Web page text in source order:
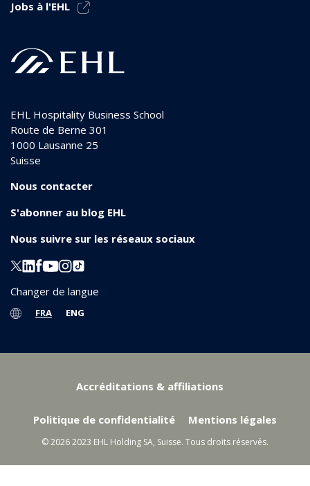
Jobs à l'EHL
EHL Hospitality Business School
Route de Berne 301
1000 Lausanne 25
Suisse
Nous contacter
S'abonner au blog EHL
Nous suivre sur les réseaux sociaux
Changer de langue
FRA ENG
Accréditations & affiliations
Politique de confidentialité Mentions légales
© 2026 2023 EHL Holding SA, Suisse. Tous droits réservés.